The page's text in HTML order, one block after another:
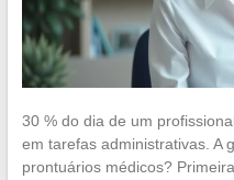
30 % do dia de um
em tarefas administrativas. A
prontuários médicos?